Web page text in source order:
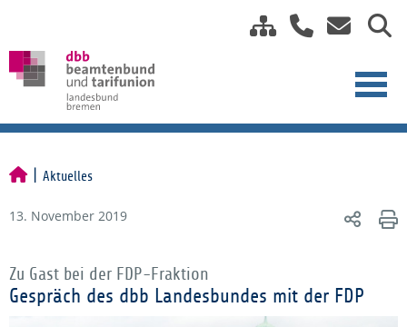
Aktuelles
13. November 2019
Zu Gast bei der FDP-Fraktion
Gespräch des dbb Landesbundes mit der FDP